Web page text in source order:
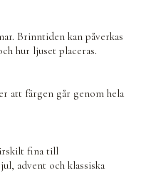
Brinntiden kan påverkas
hur ljuset placeras.
att färgen går genom hela
fina till
advent och klassiska